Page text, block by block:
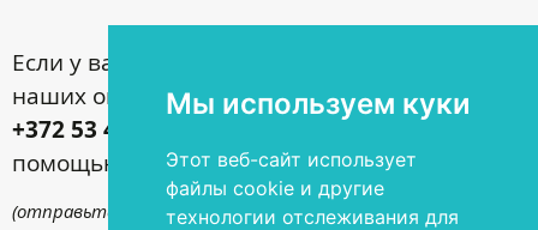
Мы используем куки
Этот веб-сайт использует
файлы cookie и другие
технологии отслеживания для
Если у вас имеются вопросы по поводу
наших операций, звоните по номеру
+372 53 44 35 33
или задавайте их с
помощью контактной формы
(отправьте письмо по адресуinfo@silmakirurgia.ee)